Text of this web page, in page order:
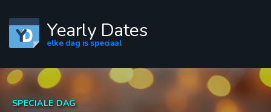
Yearly Dates
elke dag is speciaal
SPECIALE DAG